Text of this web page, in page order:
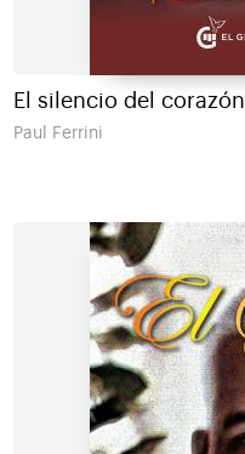
El silencio del corazón
Paul Ferrini